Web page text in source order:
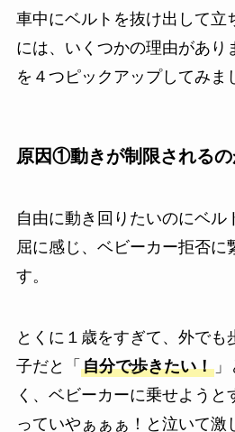
車中にベルトを抜け出して立
には、いくつかの理由があり
を４つピックアップしてみま
原因①動きが制限される
自由に動き回りたいのにベル
屈に感じ、ベビーカー拒否に
す。
とくに１歳をすぎて、外でも
子だと「 自分で歩きたい！」
く、ベビーカーに乗せようと
っていやぁぁぁ！と泣いて激